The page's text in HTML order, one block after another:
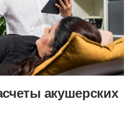
акушерских